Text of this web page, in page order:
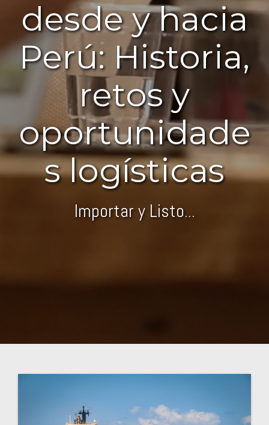
desde y hacia
Perú: Historia,
retos y
oportunidade
s logísticas
Importar y Listo...